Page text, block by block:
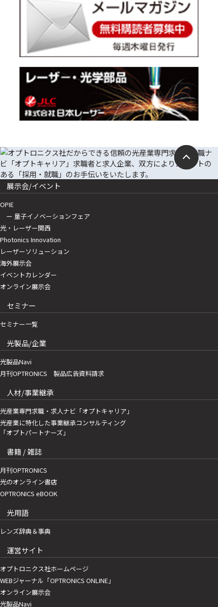
展示会/イベント
OPIE
ー 量子イノベーションフェア
光・レーザー関西
Photonics Innovation
レーザーソリューション
海外展示会
イベントカレンダー
オンライン展示会
セミナー
セミナー一覧
光製品/企業
光製品Navi
月刊OPTRONICS 製品広告資料請求
人材/事業継承
光産業専門求職・求人ナビ「オプトキャリア」
光産業に特化した事業継承コンサルティング
「オプトパートナーズ」
書籍 / 雑誌
月刊OPTRONICS
光のオンライン書店
OPTRONICS eBOOK
光用語
レンズ辞典＆事典
運営サイト
オプトロニクス社ホームページ
WEBジャーナル「OPTRONICS ONLINE」
オンライン展示会
光製品Navi